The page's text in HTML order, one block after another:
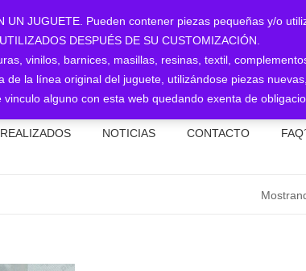
UN JUGUETE. Pueden contener piezas pequeñas y/o
DESPUÉS DE SU CUSTOMIZACIÓN.
vinilos, barnices, masillas, resinas, textil,
la línea original del juguete, utilizándose piezas
alguno con esta web quedando exenta de
NOTICIAS CONTACTO